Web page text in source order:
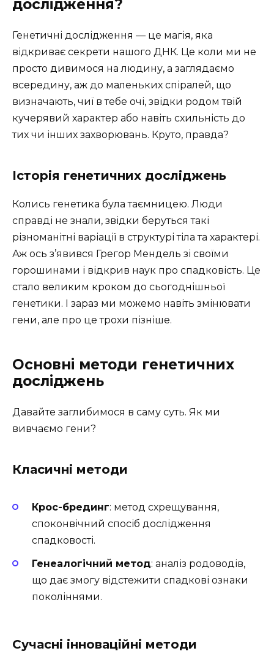
дослідження?
Генетичні дослідження — це магія, яка
відкриває секрети нашого ДНК. Це коли ми не
просто дивимося на людину, а заглядаємо
всередину, аж до маленьких спіралей, що
визначають, чиї в тебе очі, звідки родом твій
кучерявий характер або навіть схильність до
тих чи інших захворювань. Круто, правда?
Історія генетичних досліджень
Колись генетика була таємницею. Люди
справді не знали, звідки беруться такі
різноманітні варіації в структурі тіла та характері.
Аж ось з’явився Грегор Мендель зі своїми
горошинами і відкрив наук про спадковість. Це
стало великим кроком до сьогоднішньої
генетики. І зараз ми можемо навіть змінювати
гени, але про це трохи пізніше.
Основні методи генетичних
досліджень
Давайте заглибимося в саму суть. Як ми
вивчаємо гени?
Класичні методи
Крос-брединг: метод схрещування,
споконвічний спосіб дослідження
спадковості.
Генеалогічний метод: аналіз родоводів,
що дає змогу відстежити спадкові ознаки
поколіннями.
Сучасні інноваційні методи